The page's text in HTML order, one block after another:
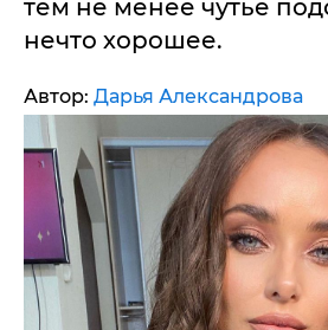
тем не менее чутье
нечто хорошее.
Автор: Дарья Александрова